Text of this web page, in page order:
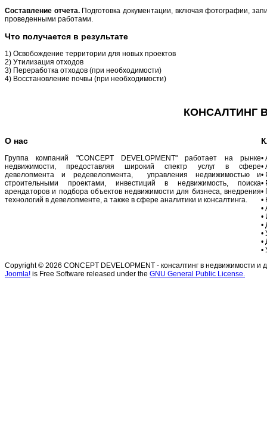
Составление отчета.Подготовка документации, включая фотографии,
проведенными работами.
Что получается в результате
1) Освобождение территории для новых проектов
2) Утилизация отходов
3) Переработка отходов (при необходимости)
4) Восстановление почвы (при необходимости)
КОНСАЛТИНГ
О нас
Группа компаний "CONCEPT DEVELOPMENT" работает на рынке
недвижимости, предоставляя широкий спектр услуг в сфере
девелопмента и редевелопмента, управления недвижимостью и
строительными проектами, инвестиций в недвижимость, поиска
арендаторов и подбора объектов недвижимости для бизнеса, внедрения
технологий в девелопменте, а также в сфере аналитики и консалтинга.
•
•
•
•
•
•
•
•
•
•
•
•
Copyright © 2026 CONCEPT DEVELOPMENT - консалтинг в недвижимости
Joomla! is Free Software released under the GNU General Public License.